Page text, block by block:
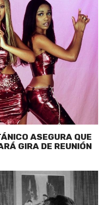
ASEGURA QUE
GIRA DE REUNIÓN